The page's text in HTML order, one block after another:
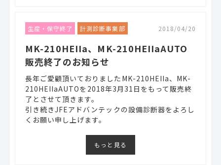
生産・保守終了 計測診断事業部 2018/04/20
MK-210HEIIa、MK-210HEIIaAUTO
販売終了のお知らせ
長年ご愛顧頂いておりましたMK-210HEIIa、MK-
210HEIIaAUTOを2018年3月31日をもって販売終
了とさせて頂きます。
引き続きJFEアドバンテックの設備診断器をよろし
くお願い申し上げます。
もっと見る